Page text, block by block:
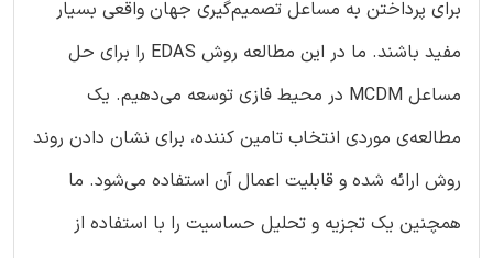
برای پرداختن به مساعل تصمیم‌گیری جهان واقعی بسیار
مفید باشند. ما در این مطالعه روش EDAS را برای حل
مساعل MCDM در محیط فازی توسعه می‌دهیم. یک
مطالعه‌ی موردی انتخاب تامین کننده، برای نشان دادن روند
روش ارائه شده و قابلیت اعمال آن استفاده می‌شود. ما
همچنین یک تجزیه و تحلیل حساسیت را با استفاده از